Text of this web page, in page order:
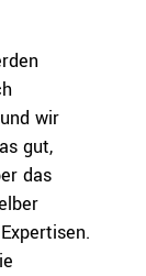
wir
gut,
das